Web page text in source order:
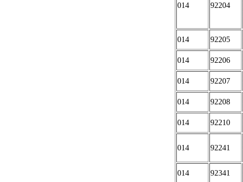
014 92204
014
92205
014
92206
014
92207
014
92208
014 92210
014 92241
014
92341